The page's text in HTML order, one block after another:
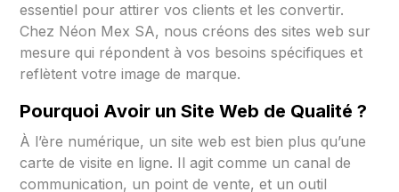
essentiel pour attirer vos clients et les convertir.
Chez Néon Mex SA, nous créons des sites web sur
mesure qui répondent à vos besoins spécifiques et
reflètent votre image de marque.
Pourquoi Avoir un Site Web de Qualité ?
À l’ère numérique, un site web est bien plus qu’une
carte de visite en ligne. Il agit comme un canal de
communication, un point de vente, et un outil